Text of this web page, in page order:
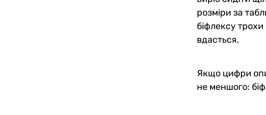
розміри за
біфлексу трохи
вдасться.
Якщо цифри
не меншого: